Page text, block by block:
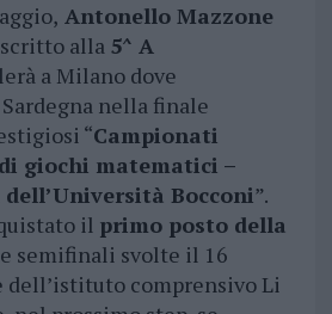
Antonello Mazzone
alla 5^ A
a Milano dove
nella finale
“Campionati
giochi matematici –
Bocconi”.
il primo posto della
semifinali svolte il 16
dell’istituto comprensivo Li